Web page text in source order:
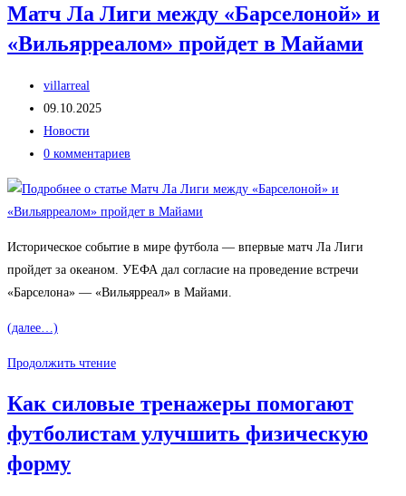
голевое
шоу
4:0
Матч Ла Лиги между «Барселоной» и
«Вильярреалом» пройдет в Майами
Автор
записи:
villarreal
Запись
опубликована:
09.10.2025
Рубрика
записи:
Новости
Комментарии
записи:
0 комментариев
Историческое событие в мире футбола — впервые матч Ла Лиги
пройдет за океаном. УЕФА дал согласие на проведение встречи
«Барселона» — «Вильярреал» в Майами.
(далее…)
Продолжить чтениеМатч
Лиги
между
Как силовые тренажеры помогают
футболистам улучшить физическую
форму